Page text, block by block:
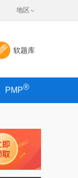
地区
软题库
PMP®